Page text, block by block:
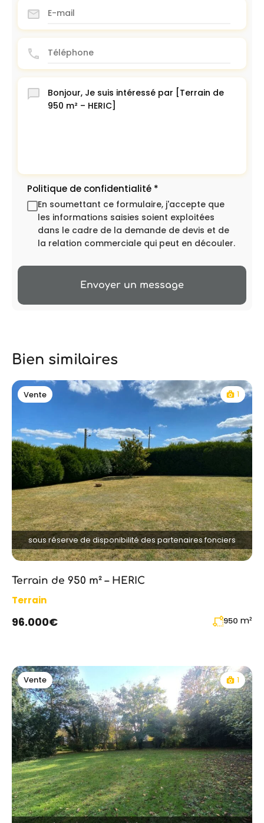
Politique de confidentialité *
En soumettant ce formulaire, j'accepte que
les informations saisies soient exploitées
dans le cadre de la demande de devis et de
la relation commerciale qui peut en découler.
Envoyer un message
Bien similaires
sous réserve de disponibilité des partenaires fonciers
Vente 1
Terrain de 950 m² – HERIC
Terrain
96.000€ 950 m²
Vente 1